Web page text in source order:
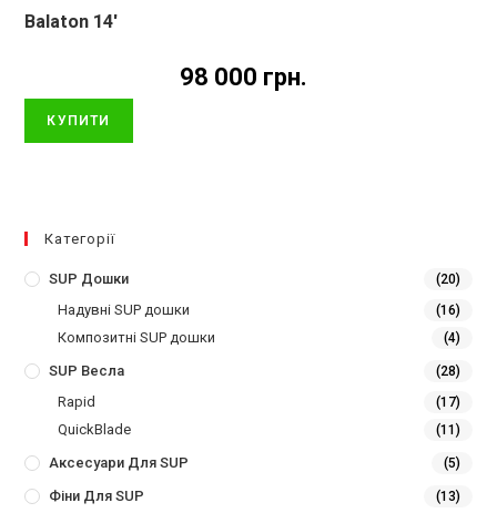
Balaton 14′
грн.
98 000
КУПИТИ
Категорії
SUP Дошки (20)
Надувні SUP дошки (16)
Композитні SUP дошки (4)
SUP Весла (28)
Rapid (17)
QuickBlade (11)
Аксесуари Для SUP (5)
Фіни Для SUP (13)